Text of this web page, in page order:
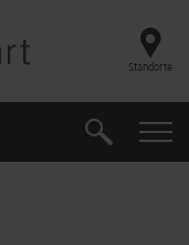
Standorte
Suche